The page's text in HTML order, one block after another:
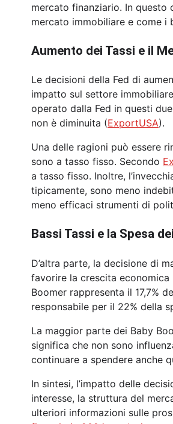
mercato finanziario. In questo
mercato immobiliare e come i
Aumento dei Tassi e il
Le decisioni della Fed di
impatto sul settore
operato dalla Fed in questi
non è diminuita (ExportUSA).
Una delle ragioni può essere
sono a tasso fisso. Secondo
a tasso fisso. Inoltre,
tipicamente, sono meno
meno efficaci strumenti di
Bassi Tassi e la Spesa
D’altra parte, la decisione di
favorire la crescita economica
Boomer rappresenta il 17,7%
responsabile per il 22% della
La maggior parte dei Baby
significa che non sono
continuare a spendere anche
In sintesi, l’impatto delle
interesse, la struttura del
ulteriori informazioni sulle